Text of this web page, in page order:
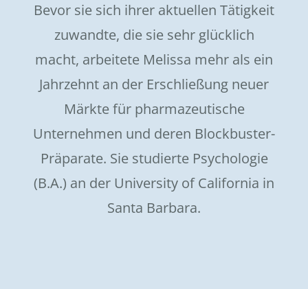
Bevor sie sich ihrer aktuellen Tätigkeit
zuwandte, die sie sehr glücklich
macht, arbeitete Melissa mehr als ein
Jahrzehnt an der Erschließung neuer
Märkte für pharmazeutische
Unternehmen und deren Blockbuster-
Präparate. Sie studierte Psychologie
(B.A.) an der University of California in
Santa Barbara.